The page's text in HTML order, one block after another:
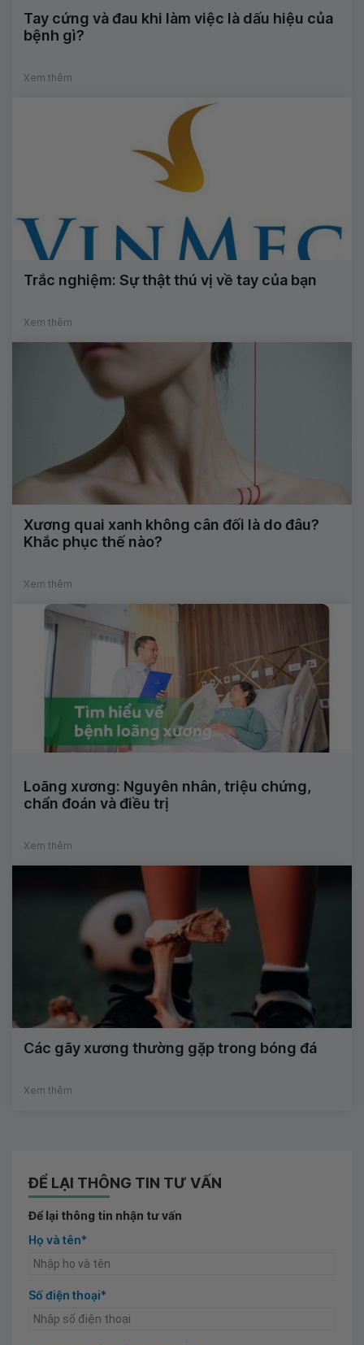
Tay cứng và đau khi làm việc là dấu hiệu của
bệnh gì?
Xem thêm
Trắc nghiệm: Sự thật thú vị về tay của bạn
Xem thêm
Xương quai xanh không cân đối là do đâu?
Khắc phục thế nào?
Xem thêm
Loãng xương: Nguyên nhân, triệu chứng,
chẩn đoán và điều trị
Xem thêm
Các gãy xương thường gặp trong bóng đá
Xem thêm
ĐỂ LẠI THÔNG TIN TƯ VẤN
Để lại thông tin nhận tư vấn
Họ và tên*
Số điện thoại*